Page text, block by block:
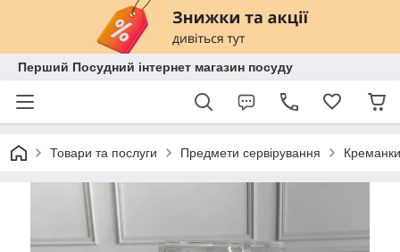
Перший Посудний інтернет магазин посуду
Товари та послуги Предмети сервірування Креманки